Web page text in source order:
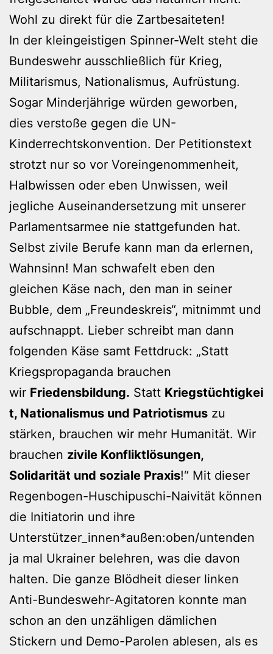
Wohl zu direkt für die Zartbesaiteten!
In der kleingeistigen Spinner-Welt steht die
Bundeswehr ausschließlich für Krieg,
Militarismus, Nationalismus, Aufrüstung.
Sogar Minderjährige würden geworben,
dies verstoße gegen die UN-
Kinderrechtskonvention. Der Petitionstext
strotzt nur so vor Voreingenommenheit,
Halbwissen oder eben Unwissen, weil
jegliche Auseinandersetzung mit unserer
Parlamentsarmee nie stattgefunden hat.
Selbst zivile Berufe kann man da erlernen,
Wahnsinn! Man schwafelt eben den
gleichen Käse nach, den man in seiner
Bubble, dem „Freundeskreis“, mitnimmt und
aufschnappt. Lieber schreibt man dann
folgenden Käse samt Fettdruck: „Statt
Kriegspropaganda brauchen
wir Friedensbildung. Statt Kriegstüchtigkei
t, Nationalismus und Patriotismus zu
stärken, brauchen wir mehr Humanität. Wir
brauchen zivile Konfliktlösungen,
Solidarität und soziale Praxis!“ Mit dieser
Regenbogen-Huschipuschi-Naivität können
die Initiatorin und ihre
Unterstützer_innen*außen:oben/untenden
ja mal Ukrainer belehren, was die davon
halten. Die ganze Blödheit dieser linken
Anti-Bundeswehr-Agitatoren konnte man
schon an den unzähligen dämlichen
Stickern und Demo-Parolen ablesen, als es